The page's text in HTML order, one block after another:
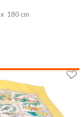
x 180 cm